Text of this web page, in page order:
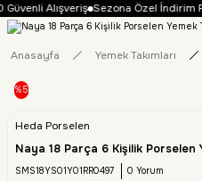
Güvenli Alışveriş Sezona Özel İndirim
Anasayfa Yemek Takımları
%5
Heda Porselen
Naya 18 Parça 6 Kişilik Porselen
SMS18YS01Y01RR0497 0 Yorum